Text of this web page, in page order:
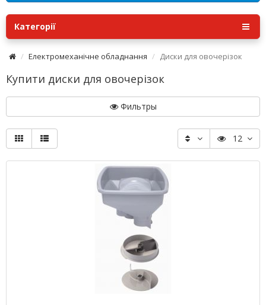
Категорії
Електромеханічне обладнання Диски для овочерізок
Купити диски для овочерізок
Фильтры
12